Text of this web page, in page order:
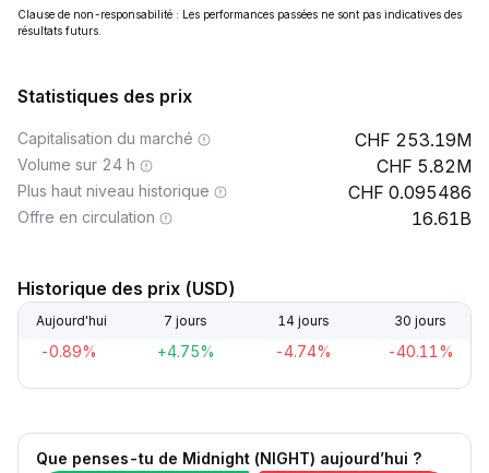
Clause de non-responsabilité : Les performances passées ne sont pas indicatives des
résultats futurs.
Statistiques des prix
Capitalisation du marché 253.19M
Volume sur 24 h 5.82M
Plus haut niveau historique 0.095486
Offre en circulation 16.61B
Historique des prix (USD)
Aujourd'hui 7 jours 14 jours 30 jours
-0.89% +4.75% -4.74% -40.11%
Que penses-tu de Midnight (NIGHT) aujourd’hui ?